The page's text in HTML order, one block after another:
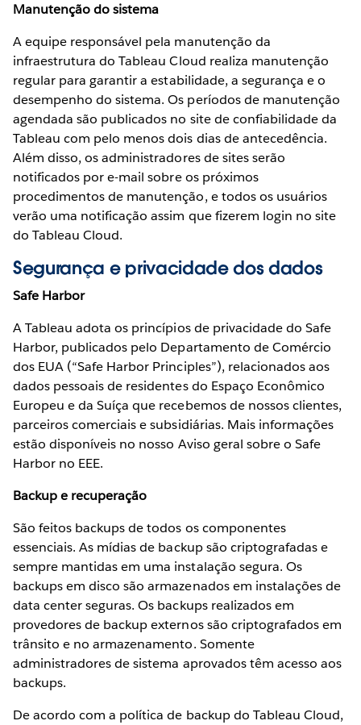
Manutenção do sistema
A equipe responsável pela manutenção da
infraestrutura do Tableau Cloud realiza manutenção
regular para garantir a estabilidade, a segurança e o
desempenho do sistema. Os períodos de manutenção
agendada são publicados no site de confiabilidade da
Tableau com pelo menos dois dias de antecedência.
Além disso, os administradores de sites serão
notificados por e-mail sobre os próximos
procedimentos de manutenção, e todos os usuários
verão uma notificação assim que fizerem login no site
do Tableau Cloud.
Segurança e privacidade dos dados
Safe Harbor
A Tableau adota os princípios de privacidade do Safe
Harbor, publicados pelo Departamento de Comércio
dos EUA (“Safe Harbor Principles”), relacionados aos
dados pessoais de residentes do Espaço Econômico
Europeu e da Suíça que recebemos de nossos clientes,
parceiros comerciais e subsidiárias. Mais informações
estão disponíveis no nosso Aviso geral sobre o Safe
Harbor no EEE.
Backup e recuperação
São feitos backups de todos os componentes
essenciais. As mídias de backup são criptografadas e
sempre mantidas em uma instalação segura. Os
backups em disco são armazenados em instalações de
data center seguras. Os backups realizados em
provedores de backup externos são criptografados em
trânsito e no armazenamento. Somente
administradores de sistema aprovados têm acesso aos
backups.
De acordo com a política de backup do Tableau Cloud,